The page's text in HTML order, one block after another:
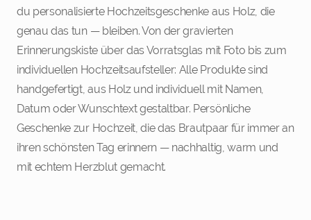
du personalisierte Hochzeitsgeschenke aus Holz, die
genau das tun — bleiben. Von der gravierten
Erinnerungskiste über das Vorratsglas mit Foto bis zum
individuellen Hochzeitsaufsteller: Alle Produkte sind
handgefertigt, aus Holz und individuell mit Namen,
Datum oder Wunschtext gestaltbar. Persönliche
Geschenke zur Hochzeit, die das Brautpaar für immer an
ihren schönsten Tag erinnern — nachhaltig, warm und
mit echtem Herzblut gemacht.